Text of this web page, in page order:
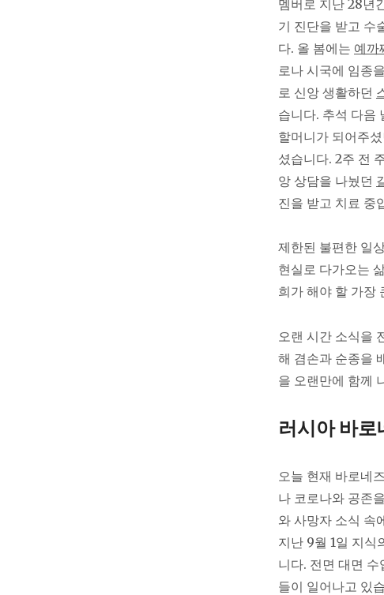
멤버로 지난 28년
기 진단을 받고 수
다. 올 봄에는 예까
로나 시국에 임종
로 신앙 생활하던
습니다. 추석 다음
할머니가 되어주셨
셨습니다. 2주 전
앙 상담을 나눴던
진을 받고 치료 중
제한된 불편한 일
현실로 다가오는
희가 해야 할 가장
오랜 시간 소식을
해 겸손과 순종을
을 오랜만에 함께
러시아 바로
오늘 현재 바로네
나 코로나와 공존
와 사망자 소식 속
지난 9월 1일 지식
니다. 전면 대면
들이 일어나고 있